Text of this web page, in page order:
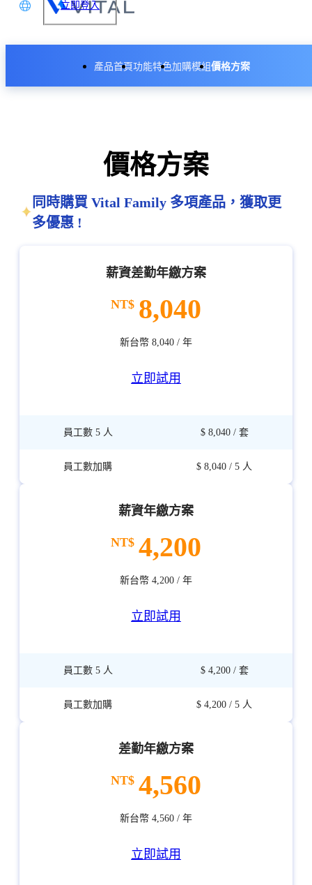
立即登入
產品首頁功能特色加購模組價格方案
價格方案
同時購買 Vital Family 多項產品，獲取更
多優惠 !
薪資差勤年繳方案
8,040
新台幣 8,040 / 年
立即試用
薪資年繳方案
4,200
新台幣 4,200 / 年
立即試用
差勤年繳方案
4,560
新台幣 4,560 / 年
立即試用